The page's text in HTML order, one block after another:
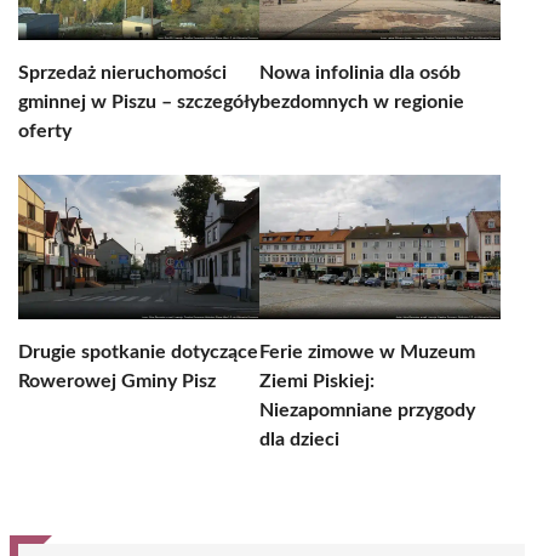
Sprzedaż nieruchomości
gminnej w Piszu – szczegóły
oferty
Nowa infolinia dla osób
bezdomnych w regionie
Drugie spotkanie dotyczące
Rowerowej Gminy Pisz
Ferie zimowe w Muzeum
Ziemi Piskiej:
Niezapomniane przygody
dla dzieci